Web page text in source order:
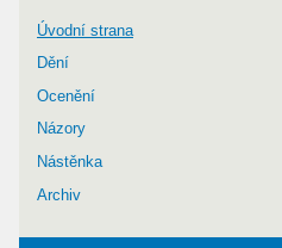
Úvodní strana
Dění
Ocenění
Názory
Nástěnka
Archiv